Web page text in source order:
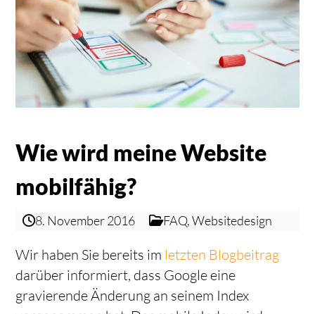
Wie wird meine Website
mobilfähig?
8. November 2016 FAQ,Websitedesign
Wir haben Sie bereits im letzten Blogbeitrag
darüber informiert, dass Google eine
gravierende Änderung an seinem Index